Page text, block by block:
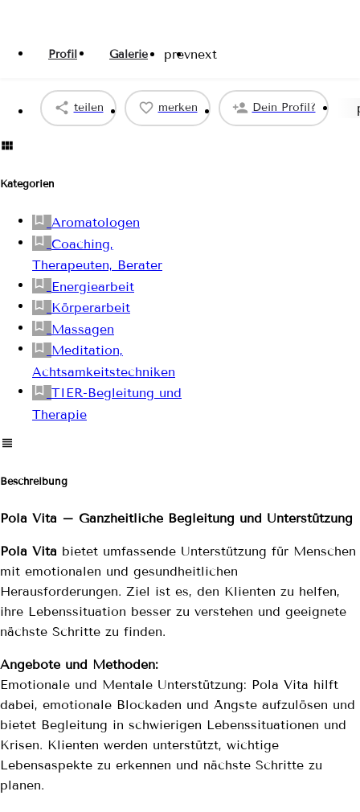
Profil Galerie prevnext
teilen merken Dein Profil?
Kategorien
Aromatologen
Coaching,
Therapeuten, Berater
Energiearbeit
Körperarbeit
Massagen
Meditation,
Achtsamkeitstechniken
TIER-Begleitung und
Therapie
Beschreibung
Pola Vita – Ganzheitliche Begleitung und Unterstützung
Pola Vita bietet umfassende Unterstützung für Menschen
mit emotionalen und gesundheitlichen
Herausforderungen. Ziel ist es, den Klienten zu helfen,
ihre Lebenssituation besser zu verstehen und geeignete
nächste Schritte zu finden.
Angebote und Methoden:
Emotionale und Mentale Unterstützung: Pola Vita hilft
dabei, emotionale Blockaden und Ängste aufzulösen und
bietet Begleitung in schwierigen Lebenssituationen und
Krisen. Klienten werden unterstützt, wichtige
Lebensaspekte zu erkennen und nächste Schritte zu
planen.